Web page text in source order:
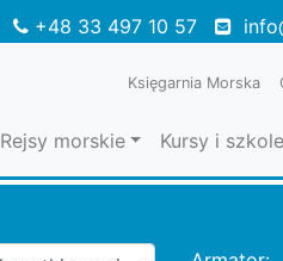
+48 33 497 10 57
Księgarnia Morska
Rejsy morskie Kursy i